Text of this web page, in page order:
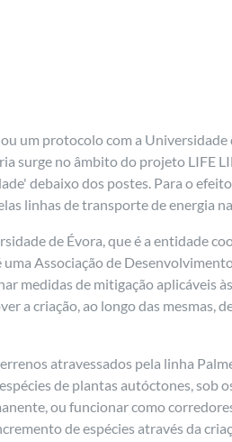
um protocolo com a
surge no âmbito do projeto LIFE
debaixo dos postes. Para o
linhas de transporte de energia
de Évora, que é a entidade
Associação de
medidas de mitigação aplicáveis
a criação, ao longo das
atravessados pela linha
de plantas autóctones, sob
ou funcionar como
de espécies através da